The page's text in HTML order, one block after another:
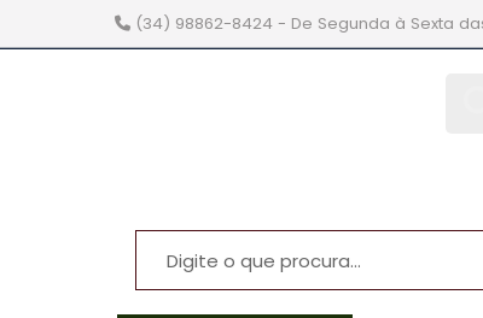
(34) 98862-8424- De Segunda à Sexta